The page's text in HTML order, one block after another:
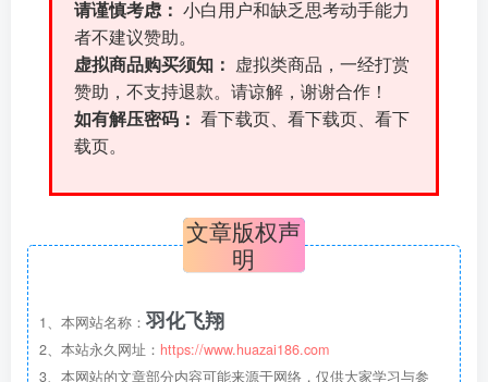
请谨慎考虑： 小白用户和缺乏思考动手能力
者不建议赞助。
虚拟商品购买须知：
虚拟类商品，一经打赏
赞助，不支持退款。请谅解，谢谢合作！
如有解压密码： 看下载页、看下载页、看下
载页。
文章版权声
明
1、本网站名称： 羽化飞翔
2、本站永久网址： https://www.huazai186.com
3、本网站的文章部分内容可能来源于网络，仅供大家学习与参